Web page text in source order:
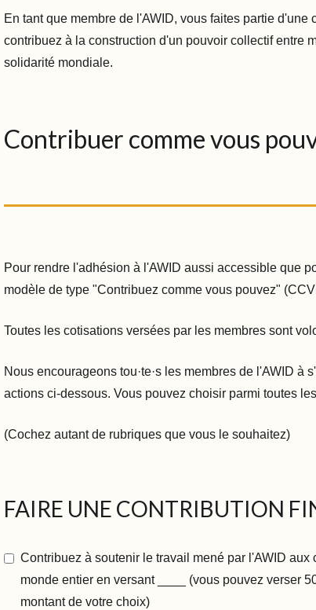
En tant que membre de l'AWID, vous faites partie
contribuez à la construction d'un pouvoir collectif entre
solidarité mondiale.
Contribuer comme vous
Pour rendre l'adhésion à l'AWID aussi accessible que
modèle de type "Contribuez comme vous pouvez"
Toutes les cotisations versées par les membres sont
Nous encourageons tou·te·s les membres de l'AWID à
actions ci-dessous. Vous pouvez choisir parmi toutes
(Cochez autant de rubriques que vous le souhaitez)
FAIRE UNE CONTRIBUTION
Contribuez à soutenir le travail mené par l'AWID aux
monde entier en versant ____ (vous pouvez verser
montant de votre choix)